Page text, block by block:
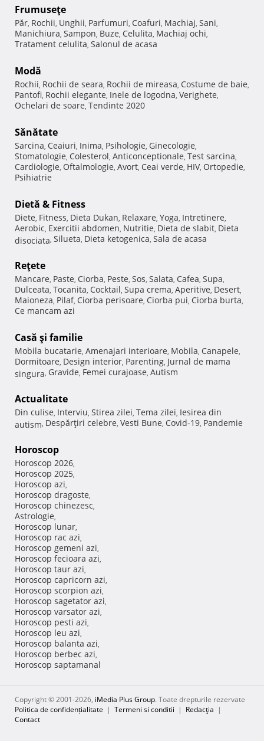
Frumuseţe
Păr, Rochii, Unghii, Parfumuri, Coafuri, Machiaj, Sani,
Manichiura, Sampon, Buze, Celulita, Machiaj ochi,
Tratament celulita, Salonul de acasa
Modă
Rochii, Rochii de seara, Rochii de mireasa, Costume de baie,
Pantofi, Rochii elegante, Inele de logodna, Verighete,
Ochelari de soare, Tendinte 2020
Sănătate
Sarcina, Ceaiuri, Inima, Psihologie, Ginecologie,
Stomatologie, Colesterol, Anticonceptionale, Test sarcina,
Cardiologie, Oftalmologie, Avort, Ceai verde, HIV, Ortopedie,
Psihiatrie
Dietă & Fitness
Diete, Fitness, Dieta Dukan, Relaxare, Yoga, Intretinere,
Aerobic, Exercitii abdomen, Nutritie, Dieta de slabit, Dieta
disociata, Silueta, Dieta ketogenica, Sala de acasa
Reţete
Mancare, Paste, Ciorba, Peste, Sos, Salata, Cafea, Supa,
Dulceata, Tocanita, Cocktail, Supa crema, Aperitive, Desert,
Maioneza, Pilaf, Ciorba perisoare, Ciorba pui, Ciorba burta,
Ce mancam azi
Casă şi familie
Mobila bucatarie, Amenajari interioare, Mobila, Canapele,
Dormitoare, Design interior, Parenting, Jurnal de mama
singura, Gravide, Femei curajoase, Autism
Actualitate
Din culise, Interviu, Stirea zilei, Tema zilei, Iesirea din
autism, Despărţiri celebre, Vesti Bune, Covid-19, Pandemie
Horoscop
Horoscop 2026,
Horoscop 2025,
Horoscop azi,
Horoscop dragoste,
Horoscop chinezesc,
Astrologie,
Horoscop lunar,
Horoscop rac azi,
Horoscop gemeni azi,
Horoscop fecioara azi,
Horoscop taur azi,
Horoscop capricorn azi,
Horoscop scorpion azi,
Horoscop sagetator azi,
Horoscop varsator azi,
Horoscop pesti azi,
Horoscop leu azi,
Horoscop balanta azi,
Horoscop berbec azi,
Horoscop saptamanal
Copyright © 2001-2026, iMedia Plus Group. Toate drepturile rezervate
Politica de confidențialitate | Termeni si conditii | Redacţia |
Contact